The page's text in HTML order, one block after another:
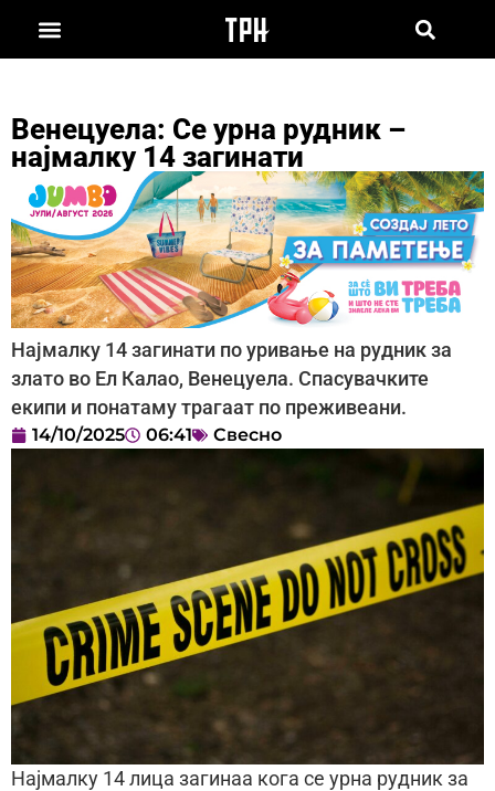
Венецуела: Се урна рудник –
најмалку 14 загинати
Најмалку 14 загинати по уривање на рудник за
злато во Ел Калао, Венецуела. Спасувачките
екипи и понатаму трагаат по преживеани.
14/10/2025 06:41 Свесно
Најмалку 14 лица загинаа кога се урна рудник за